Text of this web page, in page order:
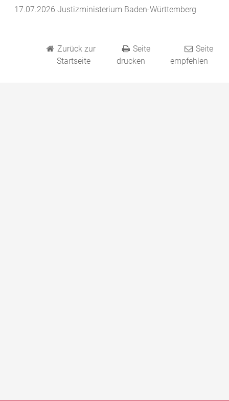
17.07.2026 Justizministerium Baden-Württemberg
Zurück zur
Startseite
Seite
drucken
Seite
empfehlen